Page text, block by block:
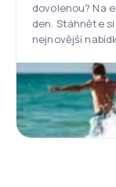
dovolenou? Na
den. Stáhněte
nejnovější